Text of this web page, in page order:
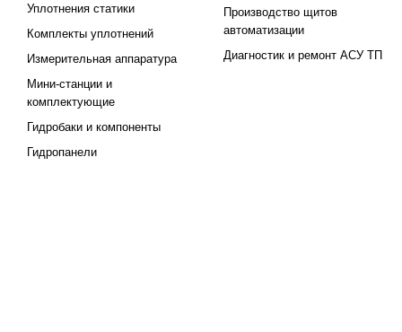
Уплотнения статики
Комплекты уплотнений
Измерительная аппаратура
Мини-станции и
комплектующие
Гидробаки и компоненты
Гидропанели
Производство щитов
автоматизации
Диагностик и ремонт АСУ ТП